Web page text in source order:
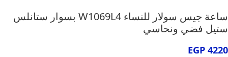
ساعة جيس سولار للنساء W1069L4 بسوار ستانلس
ستيل فضي ونحاسي
EGP 4220